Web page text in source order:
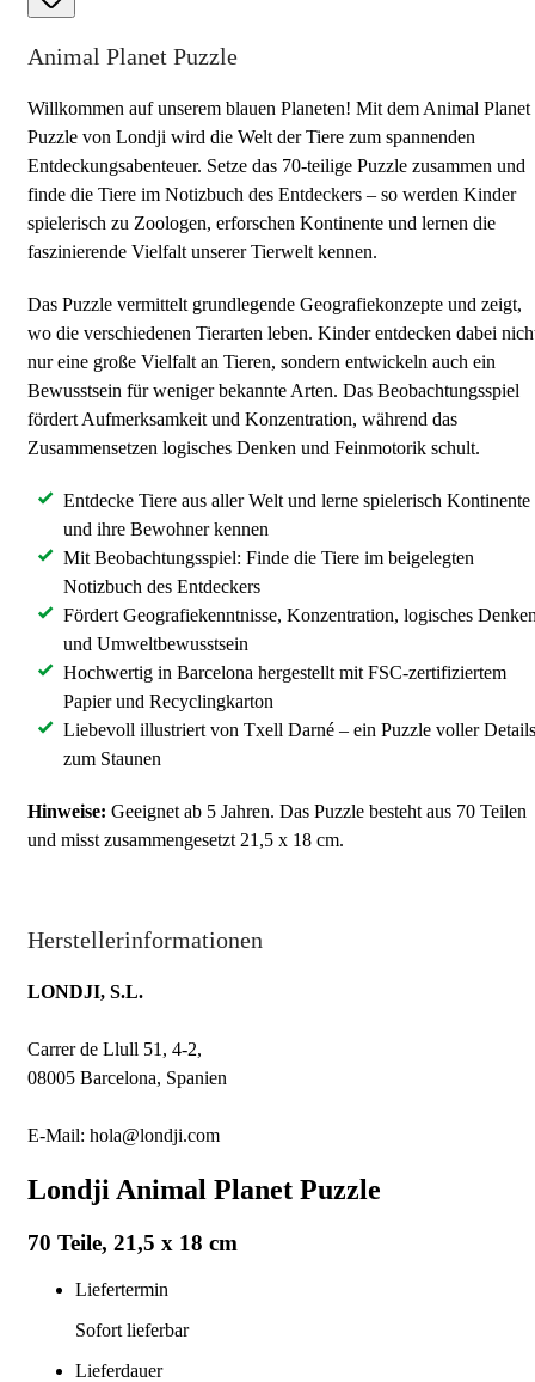
Animal Planet Puzzle
Willkommen auf unserem blauen Planeten! Mit dem Animal Planet
Puzzle von Londji wird die Welt der Tiere zum spannenden
Entdeckungsabenteuer. Setze das 70-teilige Puzzle zusammen und
finde die Tiere im Notizbuch des Entdeckers – so werden Kinder
spielerisch zu Zoologen, erforschen Kontinente und lernen die
faszinierende Vielfalt unserer Tierwelt kennen.
Das Puzzle vermittelt grundlegende Geografiekonzepte und zeigt,
wo die verschiedenen Tierarten leben. Kinder entdecken dabei
nur eine große Vielfalt an Tieren, sondern entwickeln auch ein
Bewusstsein für weniger bekannte Arten. Das Beobachtungsspiel
fördert Aufmerksamkeit und Konzentration, während das
Zusammensetzen logisches Denken und Feinmotorik schult.
Entdecke Tiere aus aller Welt und lerne spielerisch Kontinente
und ihre Bewohner kennen
Mit Beobachtungsspiel: Finde die Tiere im beigelegten
Notizbuch des Entdeckers
Fördert Geografiekenntnisse, Konzentration, logisches
und Umweltbewusstsein
Hochwertig in Barcelona hergestellt mit FSC-zertifiziertem
Papier und Recyclingkarton
Liebevoll illustriert von Txell Darné – ein Puzzle voller Details
zum Staunen
Hinweise: Geeignet ab 5 Jahren. Das Puzzle besteht aus 70 Teilen
und misst zusammengesetzt 21,5 x 18 cm.
Herstellerinformationen
LONDJI, S.L.
Carrer de Llull 51, 4-2,
08005 Barcelona, Spanien
E-Mail: hola@londji.com
Londji Animal Planet Puzzle
70 Teile, 21,5 x 18 cm
Liefertermin
Sofort lieferbar
Lieferdauer